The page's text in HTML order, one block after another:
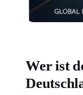
Wer ist